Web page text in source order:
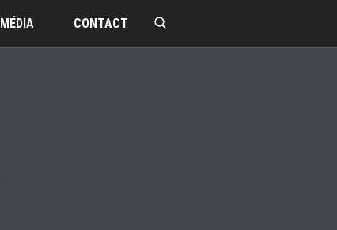
MÉDIA CONTACT